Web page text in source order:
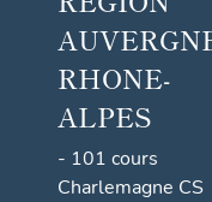
RHONE-
ALPES
- 101 cours
Charlemagne CS